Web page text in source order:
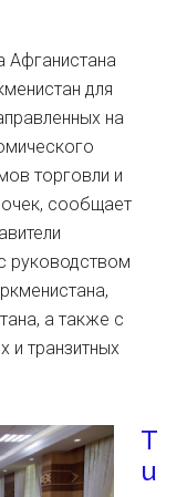
Афганистана
для
на
торговли и
сообщает
руководством
а также с
и транзитных
T
u